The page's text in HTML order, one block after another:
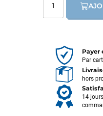
Payer
Par
hors
14